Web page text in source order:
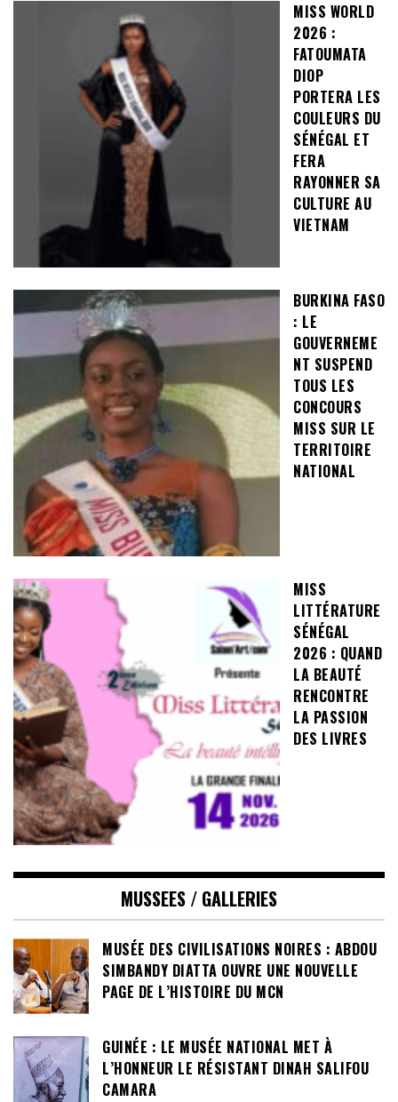
MISS WORLD
2026 :
FATOUMATA
DIOP
PORTERA LES
COULEURS DU
SÉNÉGAL ET
FERA
RAYONNER SA
CULTURE AU
VIETNAM
BURKINA FASO
: LE
GOUVERNEME
NT SUSPEND
TOUS LES
CONCOURS
MISS SUR LE
TERRITOIRE
NATIONAL
MISS
LITTÉRATURE
SÉNÉGAL
2026 : QUAND
LA BEAUTÉ
RENCONTRE
LA PASSION
DES LIVRES
MUSSEES / GALLERIES
MUSÉE DES CIVILISATIONS NOIRES : ABDOU
SIMBANDY DIATTA OUVRE UNE NOUVELLE
PAGE DE L’HISTOIRE DU MCN
GUINÉE : LE MUSÉE NATIONAL MET À
L’HONNEUR LE RÉSISTANT DINAH SALIFOU
CAMARA